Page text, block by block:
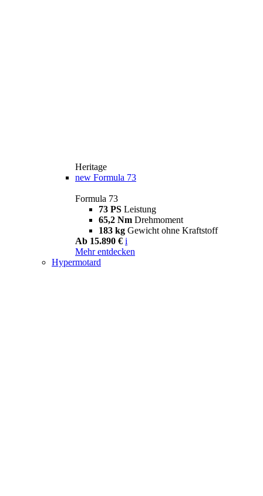
Heritage
new Formula 73
Formula 73
73 PS Leistung
65,2 Nm Drehmoment
183 kg Gewicht ohne Kraftstoff
Ab 15.890 € i
Mehr entdecken
Hypermotard